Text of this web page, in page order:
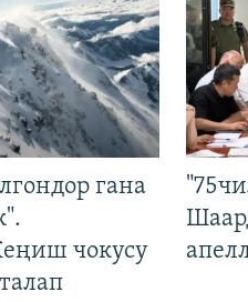
гана
чокусу